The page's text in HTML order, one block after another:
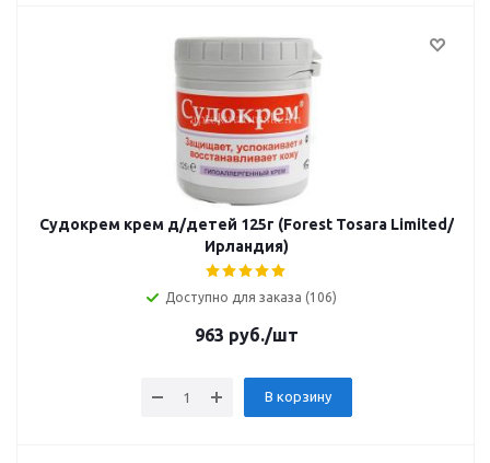
Судокрем крем д/детей 125г (Forest Tosara Limited/
Ирландия)
Доступно для заказа (106)
963 руб./шт
В корзину